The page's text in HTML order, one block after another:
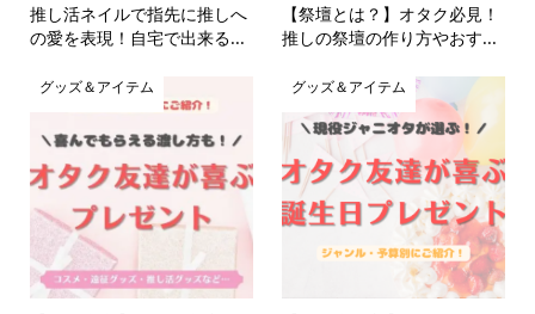
推し活ネイルで指先に推しへ
の愛を表現！自宅で出来る...
【祭壇とは？】オタク必見！
推しの祭壇の作り方やおす...
グッズ＆アイテム グッズ＆アイテム